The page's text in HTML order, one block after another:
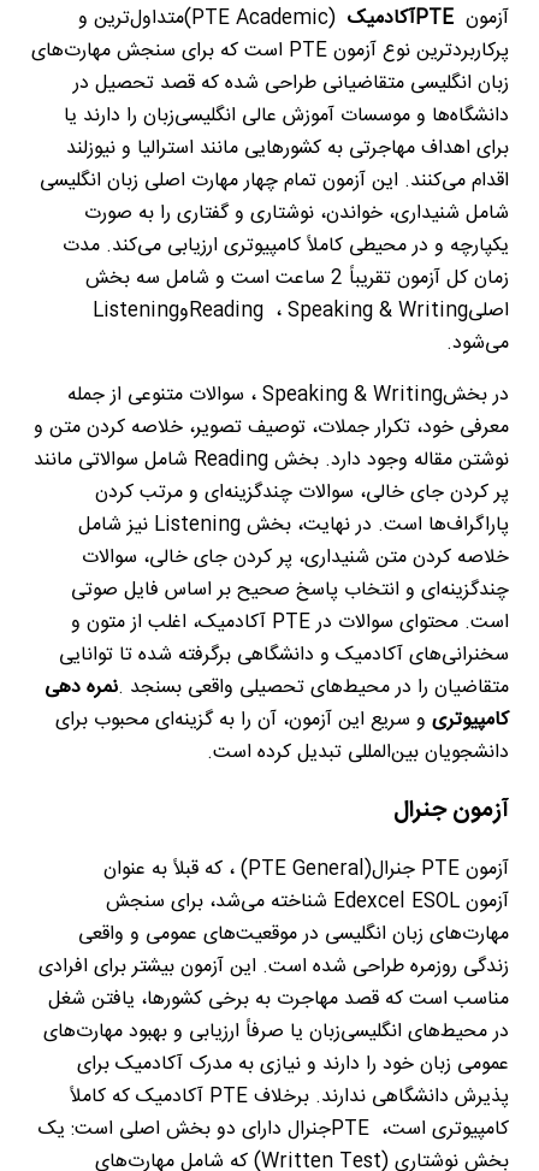
آزمون PTEآکادمیک (PTE Academic)متداول‌ترین و
پرکاربردترین نوع آزمونPTE است که برای سنجش مهارت‌های
زبان انگلیسی متقاضیانی طراحی شده که قصد تحصیل در
دانشگاه‌ها و موسسات آموزش عالی انگلیسی‌زبان را دارند یا
برای اهداف مهاجرتی به کشورهایی مانند استرالیا و نیوزلند
اقدام می‌کنند. این آزمون تمام چهار مهارت اصلی زبان انگلیسی
شامل شنیداری، خواندن، نوشتاری و گفتاری را به صورت
یکپارچه و در محیطی کاملاً کامپیوتری ارزیابی می‌کند. مدت
زمان کل آزمون تقریباً 2 ساعت است و شامل سه بخش
اصلیSpeaking & Writing، ReadingوListening
می‌شود.
در بخشSpeaking & Writing، سوالات متنوعی از جمله
معرفی خود، تکرار جملات، توصیف تصویر، خلاصه کردن متن و
نوشتن مقاله وجود دارد. بخشReading شامل سوالاتی مانند
پر کردن جای خالی، سوالات چندگزینه‌ای و مرتب کردن
پاراگراف‌ها است. در نهایت، بخشListening نیز شامل
خلاصه کردن متن شنیداری، پر کردن جای خالی، سوالات
چندگزینه‌ای و انتخاب پاسخ صحیح بر اساس فایل صوتی
است. محتوای سوالات درPTE آکادمیک، اغلب از متون و
سخنرانی‌های آکادمیک و دانشگاهی برگرفته شده تا توانایی
متقاضیان را در محیط‌های تحصیلی واقعی بسنجد .نمره دهی
کامپیوتری و سریع این آزمون، آن را به گزینه‌ای محبوب برای
دانشجویان بین‌المللی تبدیل کرده است.
آزمون جنرال
آزمونPTE جنرال(PTE General)، که قبلاً به عنوان
آزمونEdexcel ESOL شناخته می‌شد، برای سنجش
مهارت‌های زبان انگلیسی در موقعیت‌های عمومی و واقعی
زندگی روزمره طراحی شده است. این آزمون بیشتر برای افرادی
مناسب است که قصد مهاجرت به برخی کشورها، یافتن شغل
در محیط‌های انگلیسی‌زبان یا صرفاً ارزیابی و بهبود مهارت‌های
عمومی زبان خود را دارند و نیازی به مدرک آکادمیک برای
پذیرش دانشگاهی ندارند. برخلافPTE آکادمیک که کاملاً
کامپیوتری است، PTEجنرال دارای دو بخش اصلی است: یک
بخش نوشتاری(Written Test)که شامل مهارت‌های